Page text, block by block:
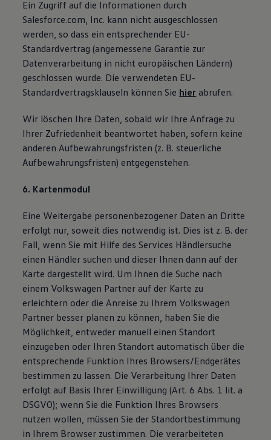
Ein Zugriff auf die Informationen durch
Salesforce.com, Inc. kann nicht ausgeschlossen
werden, so dass ein entsprechender EU-
Standardvertrag (angemessene Garantie zur
Datenverarbeitung in nicht europäischen Ländern)
geschlossen wurde. Die verwendeten EU-
Standardvertragsklauseln können Sie hier abrufen.
Wir löschen Ihre Daten, sobald wir Ihre Anfrage zu
Ihrer Zufriedenheit beantwortet haben, sofern keine
anderen Aufbewahrungsfristen (z. B. steuerliche
Aufbewahrungsfristen) entgegenstehen.
6. Kartenmodul
Eine Weitergabe personenbezogener Daten an Dritte
erfolgt nur, soweit dies notwendig ist. Dies ist z. B. der
Fall, wenn Sie mit Hilfe des Services Händlersuche
einen Händler suchen und dieser Ihnen dann auf der
Karte dargestellt wird. Um Ihnen die Suche nach
einem Volkswagen Partner auf der Karte zu
erleichtern oder die Anreise zu Ihrem Volkswagen
Partner besser planen zu können, haben Sie die
Möglichkeit, entweder manuell einen Standort
einzugeben oder Ihren Standort automatisch über die
entsprechende Funktion Ihres Browsers/Endgerätes
bestimmen zu lassen. Die Verarbeitung Ihrer Daten
erfolgt auf Basis Ihrer Einwilligung (Art. 6 Abs. 1 lit. a
DSGVO); wenn Sie die Funktion Ihres Browsers
nutzen wollen, müssen Sie der Standortbestimmung
in Ihrem Browser zustimmen. Die verarbeiteten